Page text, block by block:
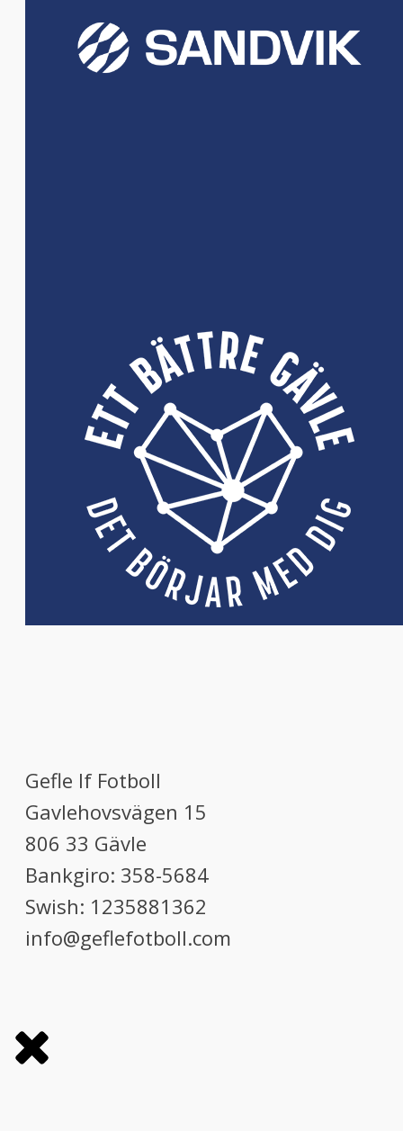
Gefle If Fotboll
Gavlehovsvägen 15
806 33 Gävle
Bankgiro: 358-5684
Swish: 1235881362
info@geflefotboll.com